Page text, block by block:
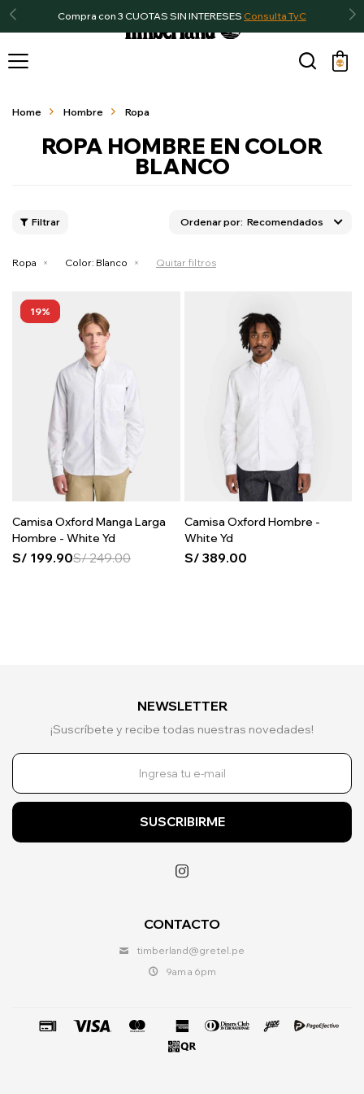
Compra con 3 CUOTAS SIN INTERESES Consulta TyC

Home Hombre Ropa
ROPA HOMBRE EN COLOR
BLANCO
Recomendados
Ropa Color: Blanco Quitar filtros
19
Camisa Oxford Manga Larga
Hombre - White Yd
S/ 199.90S/249.00
Camisa Oxford Hombre -
White Yd
S/ 389.00
CONTACTO
timberland@gretel.pe
9am a 6pm
NEWSLETTER
¡Suscríbete y recibe todas nuestras novedades!
SUSCRIBIRME
